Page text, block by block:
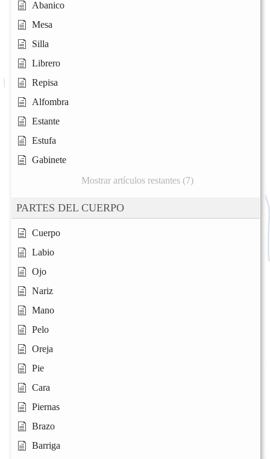
Abanico
Mesa
Silla
Librero
Repisa
Alfombra
Estante
Estufa
Gabinete
Mostrar artículos restantes (7)
PARTES DEL CUERPO
Cuerpo
Labio
Ojo
Nariz
Mano
Pelo
Oreja
Pie
Cara
Piernas
Brazo
Barriga